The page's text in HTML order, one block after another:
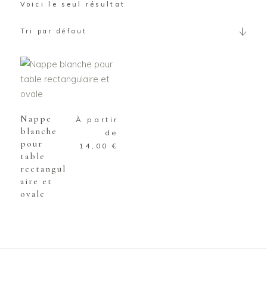
Voici le seul résultat
Tri par défaut
CHOIX DES
page
Nappe
blanche
pour
table
rectangul
aire et
ovale
À partir
de
14,00€